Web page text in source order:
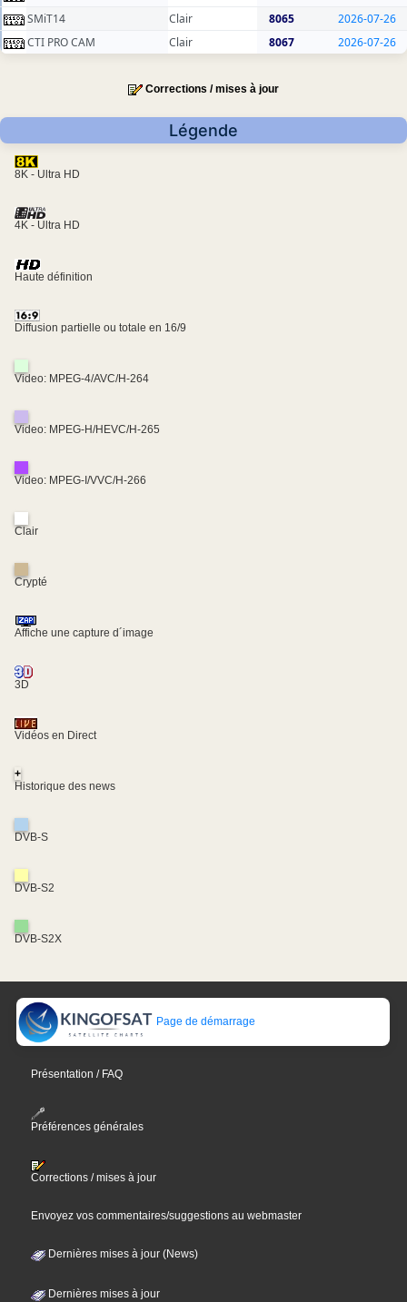
SMiT14
Clair 8065
2026-07-26
CTI PRO CAM
Clair 8067 2026-07-26
Corrections / mises à jour
Légende
8K - Ultra HD
4K - Ultra HD
Haute définition
Diffusion partielle ou totale en 16/9
Video: MPEG-4/AVC/H-264
Video: MPEG-H/HEVC/H-265
Video: MPEG-I/VVC/H-266
Clair
Crypté
Affiche une capture d´image
3D
Vidéos en Direct
+
Historique des news
DVB-S
DVB-S2
DVB-S2X
Page de démarrage
Présentation / FAQ
Préférences générales
Corrections / mises à jour
Envoyez vos commentaires/suggestions au webmaster
Dernières mises à jour (News)
Dernières mises à jour